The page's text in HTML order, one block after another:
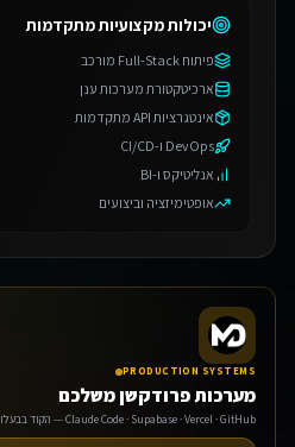
יכולות מקצועיות מתקדמות
פיתוח Full-Stack מורכב
ארכיטקטורת מערכות ענן
אינטגרציות API מתקדמות
DevOps ו-CI/CD
אנליטיקס ו-BI
אופטימיזציה וביצועים
PRODUCTION SYSTEMS
מערכות פרודקשן משלכם
Claude Code · Supabase · Vercel · GitHub — הקוד בבעלותכם
אנחנו משתמשים
אנו משתמשים בעוגיות כדי
מדיניות פרטיות